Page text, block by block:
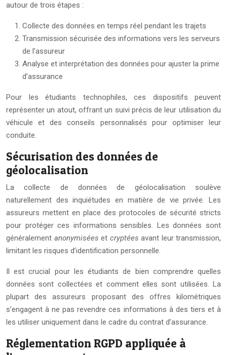
autour de trois étapes :
Collecte des données en temps réel pendant les trajets
Transmission sécurisée des informations vers les serveurs
de l’assureur
Analyse et interprétation des données pour ajuster la prime
d’assurance
Pour les étudiants technophiles, ces dispositifs peuvent
représenter un atout, offrant un suivi précis de leur utilisation du
véhicule et des conseils personnalisés pour optimiser leur
conduite.
Sécurisation des données de
géolocalisation
La collecte de données de géolocalisation soulève
naturellement des inquiétudes en matière de vie privée. Les
assureurs mettent en place des protocoles de sécurité stricts
pour protéger ces informations sensibles. Les données sont
généralement anonymisées et cryptées avant leur transmission,
limitant les risques d’identification personnelle.
Il est crucial pour les étudiants de bien comprendre quelles
données sont collectées et comment elles sont utilisées. La
plupart des assureurs proposant des offres kilométriques
s’engagent à ne pas revendre ces informations à des tiers et à
les utiliser uniquement dans le cadre du contrat d’assurance.
Réglementation RGPD appliquée à